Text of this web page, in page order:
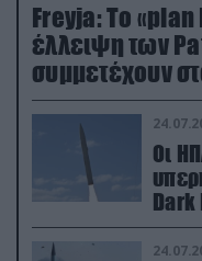
Freyja: Το
έλλειψη των
συμμετέχουν
Οι
Dark